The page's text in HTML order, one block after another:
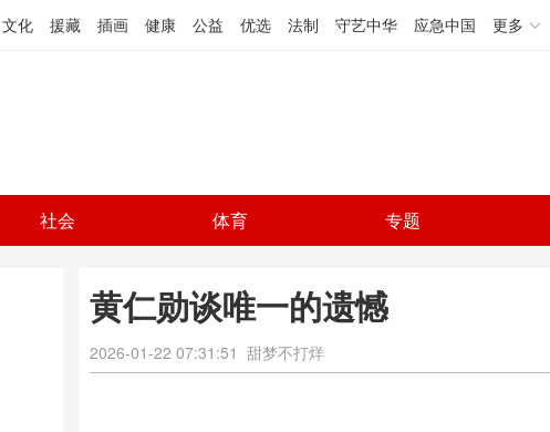
文化 援藏 插画 健康 公益 优选 法制 守艺中华 应急中国 更多
社会 体育 专题
黄仁勋谈唯一的遗憾
2026-01-22 07:31:51 甜梦不打烊